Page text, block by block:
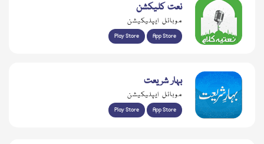
نعت کلیکشن
موبائل ایپلیکیشن
Play Store App Store
بہار شریعت
موبائل ایپلیکیشن
Play Store App Store